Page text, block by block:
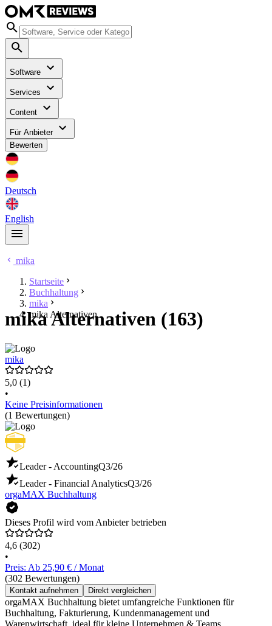
Software
Services
Content
Für Anbieter
Bewerten
Deutsch
English
mika
Startseite
Buchhaltung
mika
mika Alternativen
mika Alternativen (163)
mika
5,0 (1)
•
Keine Preisinformationen
(1 Bewertungen)
Leader - AccountingQ3/26
Leader - Financial AnalyticsQ3/26
orgaMAX Buchhaltung
Dieses Profil wird vom Anbieter betrieben
4,6 (302)
•
Preis: Ab 25,90 € / Monat
(302 Bewertungen)
Kontakt aufnehmen Direkt vergleichen
orgaMAX Buchhaltung bietet umfangreiche Funktionen für
Buchhaltung, Fakturierung, Kundenmanagement und